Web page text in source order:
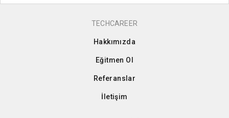
TECHCAREER
Hakkımızda
Eğitmen Ol
Referanslar
İletişim